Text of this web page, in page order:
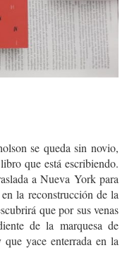
se queda sin novio,
que está escribiendo.
a Nueva York para
la reconstrucción de la
que por sus venas
de la marquesa de
yace enterrada en la